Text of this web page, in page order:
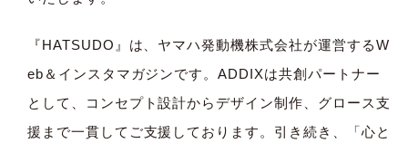
『HATSUDO』 は、ヤマハ発動機株式会社が運営するW
eb＆インスタマガジンです。ADDIXは共創パートナー
として、コンセプト設計からデザイン制作、グロース支
援まで一貫してご支援しております。引き続き、「心と